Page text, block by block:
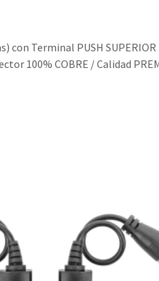
con Terminal PUSH
100% COBRE / Calidad